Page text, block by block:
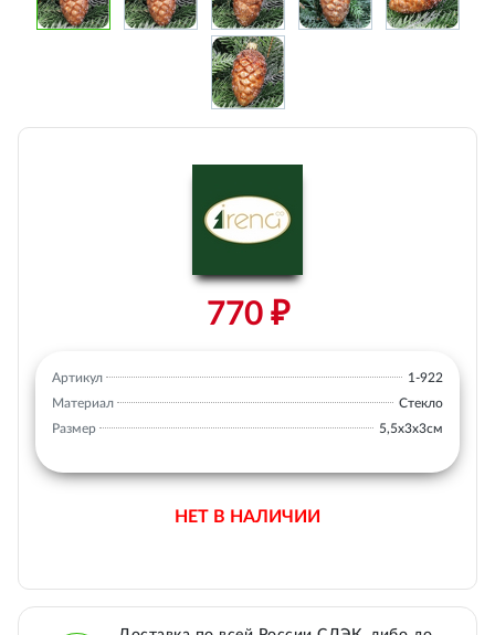
770 ₽
Артикул
1-922
Материал
Стекло
Размер
5,5х3х3см
НЕТ В НАЛИЧИИ